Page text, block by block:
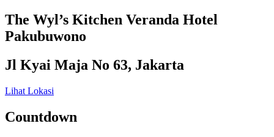
The Wyl’s Kitchen Veranda Hotel
Pakubuwono
Jl Kyai Maja No 63, Jakarta
Lihat Lokasi
Countdown